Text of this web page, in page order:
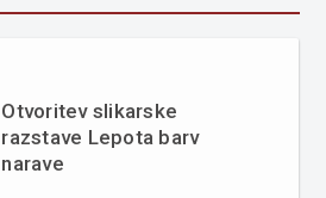
Otvoritev slikarske
razstave Lepota barv
narave